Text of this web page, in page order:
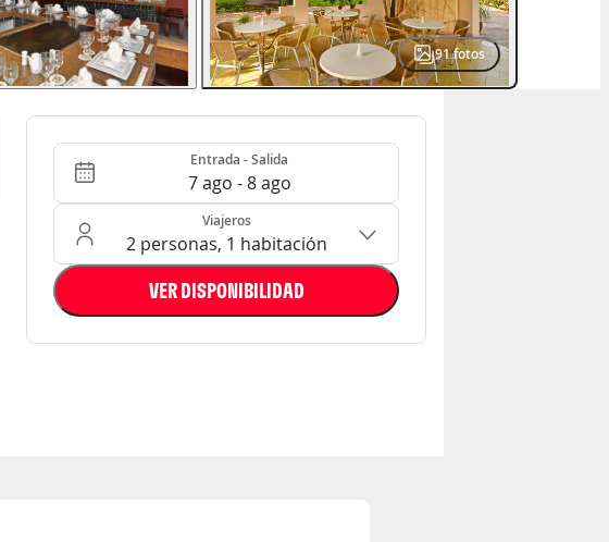
91fotos
Entrada - Salida Entrada - Salida
7 ago - 8 ago
Ocupación: 2 personas, 1 habitación
Viajeros
2 personas, 1 habitación
VER DISPONIBILIDAD